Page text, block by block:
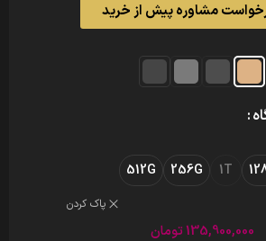
مشاوره پیش از خرید
1T
256G
512G
پاک کردن
135,900,000تومان